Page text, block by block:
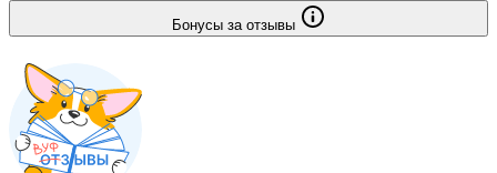
Бонусы за отзывы